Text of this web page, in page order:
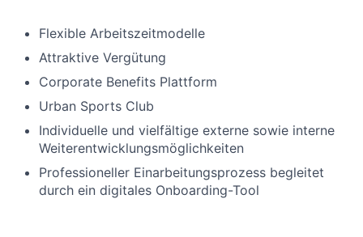
Flexible Arbeitszeitmodelle
Attraktive Vergütung
Corporate Benefits Plattform
Urban Sports Club
Individuelle und vielfältige externe sowie interne
Weiterentwicklungsmöglichkeiten
Professioneller Einarbeitungsprozess begleitet
durch ein digitales Onboarding-Tool